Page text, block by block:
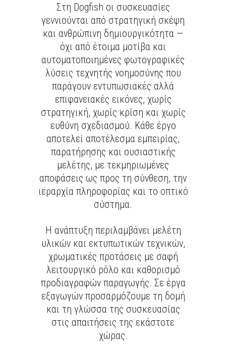
Στη Dogfish οι συσκευασίες
γεννιούνται από στρατηγική σκέψη
και ανθρώπινη δημιουργικότητα —
όχι από έτοιμα μοτίβα και
αυτοματοποιημένες φωτογραφικές
λύσεις τεχνητής νοημοσύνης που
παράγουν εντυπωσιακές αλλά
επιφανειακές εικόνες, χωρίς
στρατηγική, χωρίς κρίση και χωρίς
ευθύνη σχεδιασμού. Κάθε έργο
αποτελεί αποτέλεσμα εμπειρίας,
παρατήρησης και ουσιαστικής
μελέτης, με τεκμηριωμένες
αποφάσεις ως προς τη σύνθεση, την
ιεραρχία πληροφορίας και το οπτικό
σύστημα.
Η ανάπτυξη περιλαμβάνει μελέτη
υλικών και εκτυπωτικών τεχνικών,
χρωματικές προτάσεις με σαφή
λειτουργικό ρόλο και καθορισμό
προδιαγραφών παραγωγής. Σε έργα
εξαγωγών προσαρμόζουμε τη δομή
και τη γλώσσα της συσκευασίας
στις απαιτήσεις της εκάστοτε
χώρας.